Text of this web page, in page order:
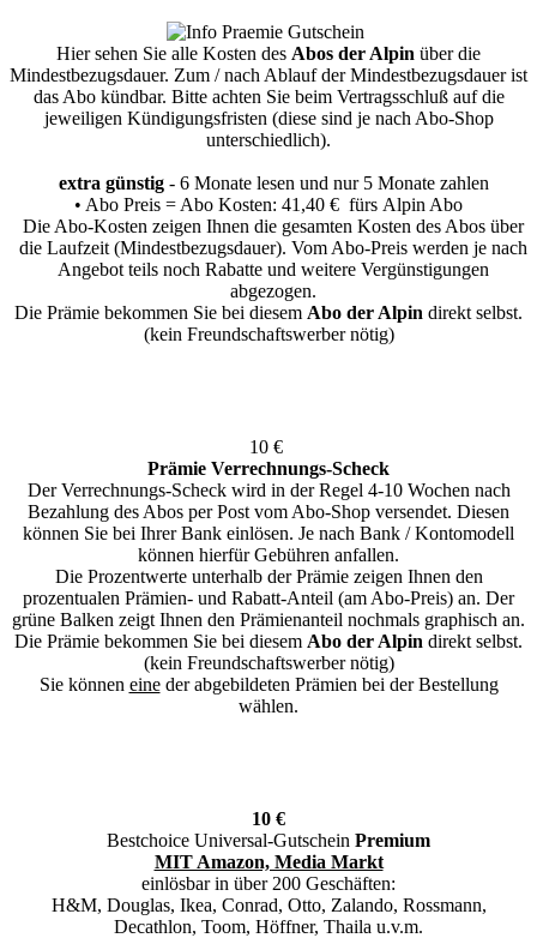
Hier sehen Sie alle Kosten des Abos der Alpin über die
Mindestbezugsdauer. Zum / nach Ablauf der Mindestbezugsdauer ist
das Abo kündbar. Bitte achten Sie beim Vertragsschluß auf die
jeweiligen Kündigungsfristen (diese sind je nach Abo-Shop
unterschiedlich).
extra günstig- 6 Monate lesen und nur 5 Monate zahlen
• Abo Preis = Abo Kosten: 41,40 € fürs Alpin Abo
Die Abo-Kosten zeigen Ihnen die gesamten Kosten des Abos über
die Laufzeit (Mindestbezugsdauer). Vom Abo-Preis werden je nach
Angebot teils noch Rabatte und weitere Vergünstigungen
abgezogen.
Die Prämie bekommen Sie bei diesem Abo der Alpin direkt selbst.
(kein Freundschaftswerber nötig)
10 €
Prämie Verrechnungs-Scheck
Der Verrechnungs-Scheck wird in der Regel 4-10 Wochen nach
Bezahlung des Abos per Post vom Abo-Shop versendet. Diesen
können Sie bei Ihrer Bank einlösen. Je nach Bank / Kontomodell
können hierfür Gebühren anfallen.
Die Prozentwerte unterhalb der Prämie zeigen Ihnen den
prozentualen Prämien- und Rabatt-Anteil (am Abo-Preis) an. Der
grüne Balken zeigt Ihnen den Prämienanteil nochmals graphisch an.
Die Prämie bekommen Sie bei diesem Abo der Alpin direkt selbst.
(kein Freundschaftswerber nötig)
Sie können eineder abgebildeten Prämien bei der Bestellung
wählen.
10 €
Bestchoice Universal-Gutschein Premium
MIT Amazon, Media Markt
einlösbar in über 200 Geschäften:
H&M, Douglas, Ikea, Conrad, Otto, Zalando, Rossmann,
Decathlon, Toom, Höffner, Thaila u.v.m.